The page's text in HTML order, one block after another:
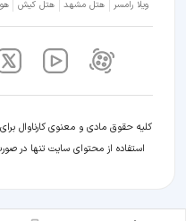
ویلا رامسر هتل مشهد هتل کیش
کلیه حقوق مادی و معنوی کارناوال
استفاده از محتوای سایت تنها در